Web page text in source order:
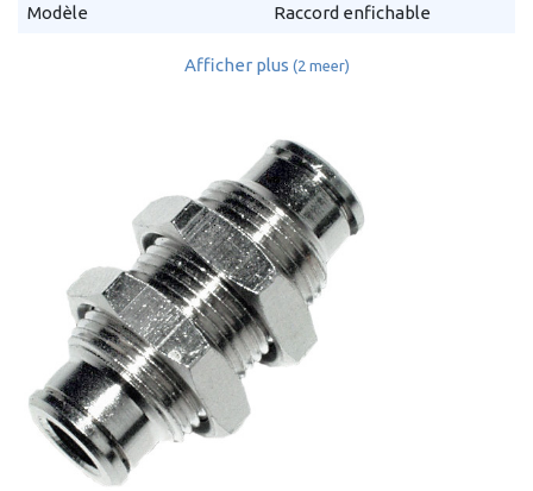
Modèle
Raccord enfichable
Afficher plus (2 meer)